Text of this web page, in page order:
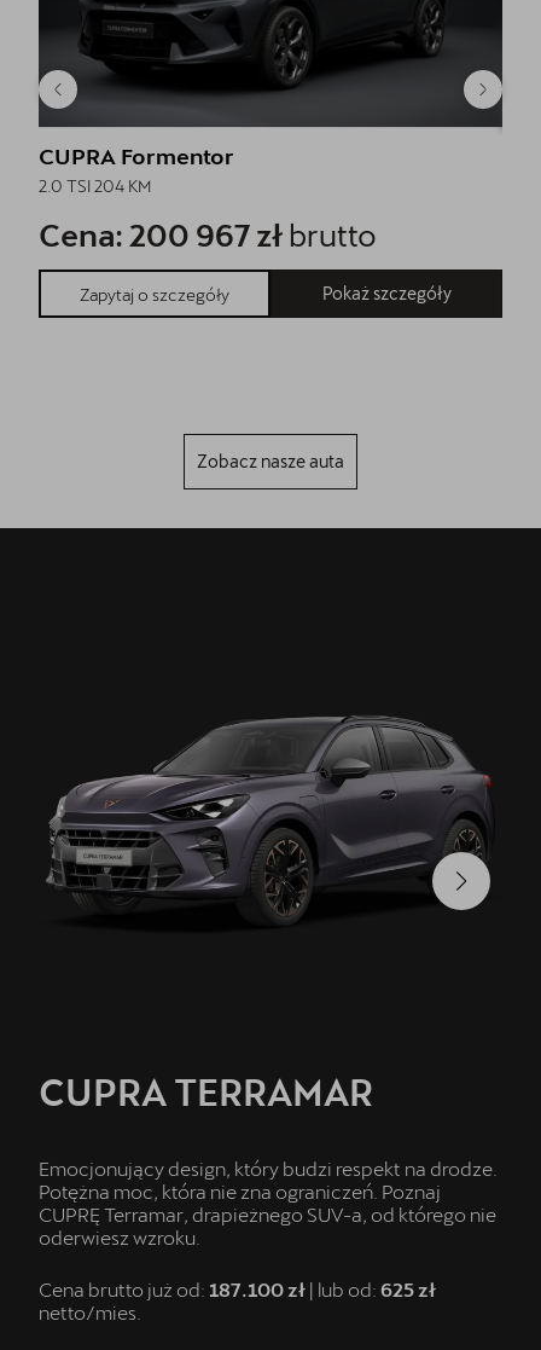
CUPRA Formentor
2.0 TSI 204 KM
Cena: 200 967 zł brutto
Zapytaj o szczegóły Pokaż szczegóły
Zobacz nasze auta
CUPRA TERRAMAR
Emocjonujący design, który budzi respekt na drodze.
Potężna moc, która nie zna ograniczeń. Poznaj
CUPRĘ Terramar, drapieżnego SUV-a, od którego nie
oderwiesz wzroku.
Cena brutto już od: 187.100 zł | lub od: 625 zł
netto/mies.